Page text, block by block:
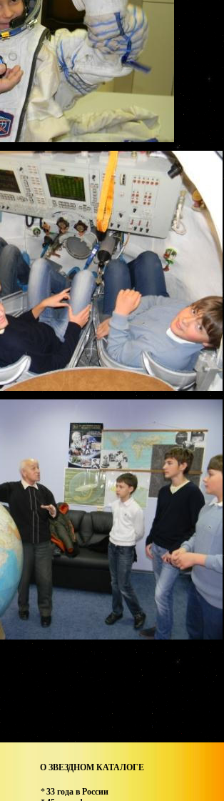
О ЗВЕЗДНОМ КАТАЛОГЕ
*33 года в России